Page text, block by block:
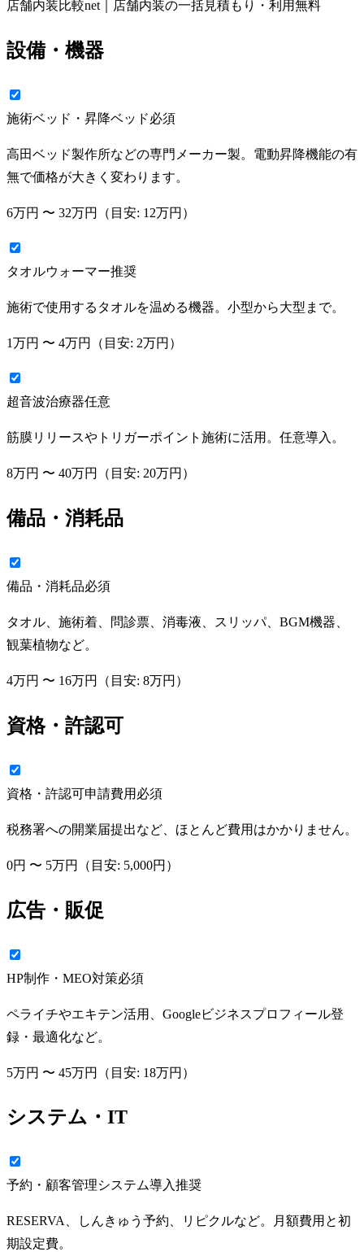
店舗内装比較net｜店舗内装の一括見積もり・利用無料
設備・機器
施術ベッド・昇降ベッド必須
高田ベッド製作所などの専門メーカー製。電動昇降機能の有
無で価格が大きく変わります。
6万円 〜 32万円 （目安: 12万円 ）
タオルウォーマー推奨
施術で使用するタオルを温める機器。小型から大型まで。
1万円 〜 4万円 （目安: 2万円 ）
超音波治療器任意
筋膜リリースやトリガーポイント施術に活用。任意導入。
8万円 〜 40万円 （目安: 20万円 ）
備品・消耗品
備品・消耗品必須
タオル、施術着、問診票、消毒液、スリッパ、BGM機器、
観葉植物など。
4万円 〜 16万円 （目安: 8万円 ）
資格・許認可
資格・許認可申請費用 必須
税務署への開業届提出など、ほとんど費用はかかりません。
0円 〜 5万円 （目安: 5,000円 ）
広告・販促
HP制作・MEO対策必須
ペライチやエキテン活用、Googleビジネスプロフィール登
録・最適化など。
5万円 〜 45万円 （目安: 18万円 ）
システム・IT
予約・顧客管理システム導入推奨
RESERVA、しんきゅう予約、リピクルなど。月額費用と初
期設定費。